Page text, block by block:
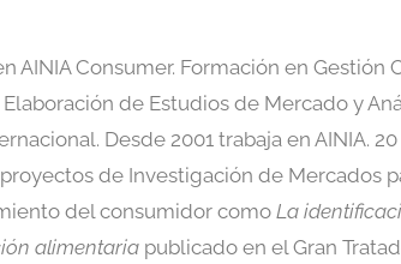
AINIA Consumer. Formación en Gestión
de Estudios de Mercado y
Desde 2001 trabaja en AINIA.
de Investigación de Mercados
del consumidor comoLa
alimentaria publicado en el Gran